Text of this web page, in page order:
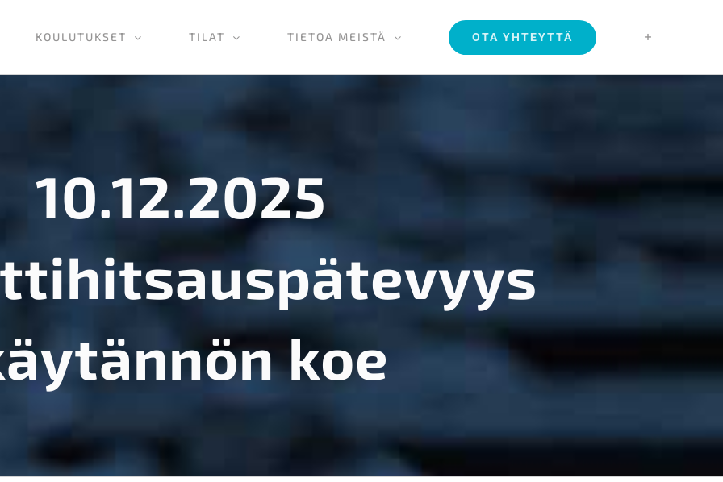
KOULUTUKSET TILAT TIETOA MEISTÄ OTA YHTEYTTÄ
10.12.2025
koe